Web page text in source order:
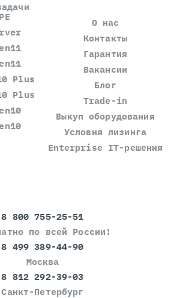
Plus
Plus
О нас
Контакты
Гарантия
Вакансии
Блог
Trade-in
Выкуп оборудования
Условия лизинга
Enterprise IT-решения
8 800 755-25-51
по всей России!
8 499 389-44-90
Москва
8 812 292-39-03
Санкт-Петербург